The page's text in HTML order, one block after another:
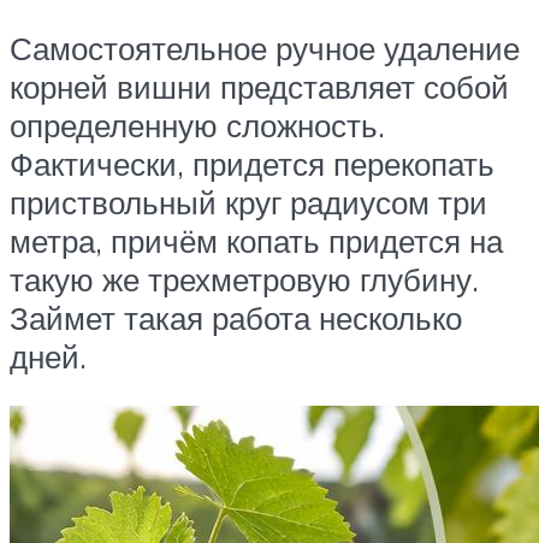
Самостоятельное ручное удаление
корней вишни представляет собой
определенную сложность.
Фактически, придется перекопать
приствольный круг радиусом три
метра, причём копать придется на
такую же трехметровую глубину.
Займет такая работа несколько
дней.